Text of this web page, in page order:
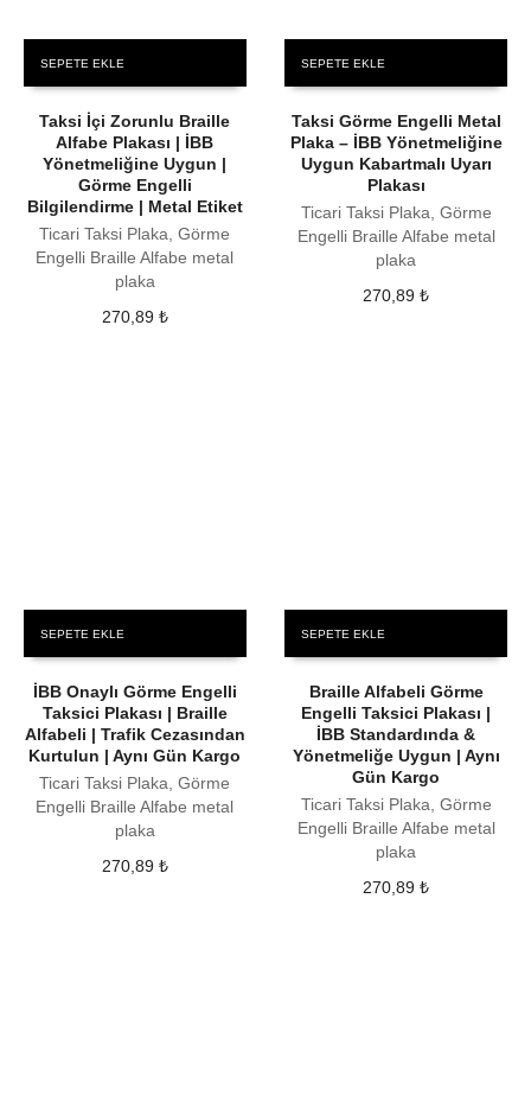
SEPETE EKLE
Taksi İçi Zorunlu Braille
Alfabe Plakası | İBB
Yönetmeliğine Uygun |
Görme Engelli
Bilgilendirme | Metal Etiket
Ticari Taksi Plaka, Görme
Engelli Braille Alfabe metal
plaka
270,89 ₺
SEPETE EKLE
Taksi Görme Engelli Metal
Plaka – İBB Yönetmeliğine
Uygun Kabartmalı Uyarı
Plakası
Ticari Taksi Plaka, Görme
Engelli Braille Alfabe metal
plaka
270,89₺
SEPETE EKLE
İBB Onaylı Görme Engelli
Taksici Plakası | Braille
Alfabeli | Trafik Cezasından
Kurtulun | Aynı Gün Kargo
Ticari Taksi Plaka, Görme
Engelli Braille Alfabe metal
plaka
270,89 ₺
SEPETE EKLE
Braille Alfabeli Görme
Engelli Taksici Plakası |
İBB Standardında &
Yönetmeliğe Uygun | Aynı
Gün Kargo
Ticari Taksi Plaka, Görme
Engelli Braille Alfabe metal
plaka
270,89₺